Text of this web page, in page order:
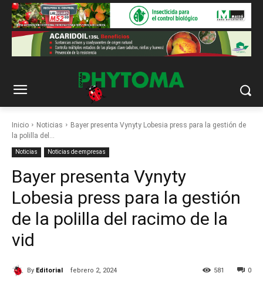
Inicio Noticias
Bayer presenta Vynyty Lobesia press para la gestión de
la polilla del...
Noticias Noticias de empresas
Bayer presenta Vynyty
Lobesia press para la gestión
de la polilla del racimo de la
vid
By Editorial febrero 2, 2024 0
581